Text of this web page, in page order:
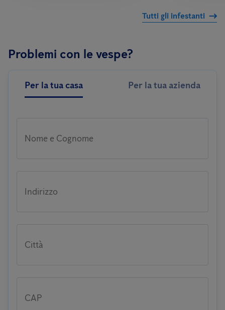
Tutti gli infestanti
Problemi con le vespe?
Per la tua casa Per la tua azienda
Nome e Cognome
Indirizzo
Città
CAP